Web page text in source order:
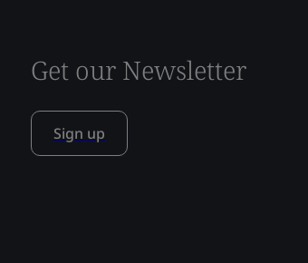
Get our Newsletter
Sign up